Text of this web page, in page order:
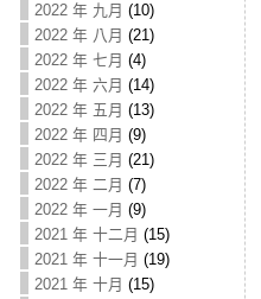
2022 年 九月 (10)
2022 年 八月 (21)
2022 年 七月 (4)
2022 年 六月 (14)
2022 年 五月 (13)
2022 年 四月 (9)
2022 年 三月 (21)
2022 年 二月 (7)
2022 年 一月 (9)
2021 年 十二月 (15)
2021 年 十一月 (19)
2021 年 十月 (15)